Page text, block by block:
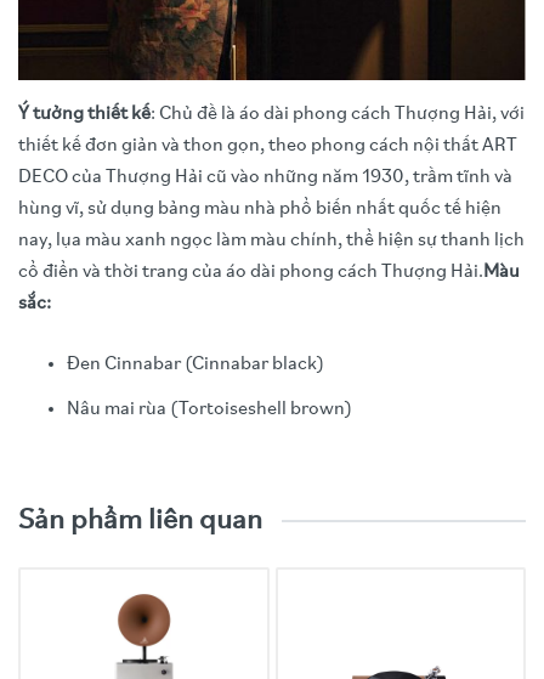
Ý tưởng thiết kế: Chủ đề là áo dài phong cách Thượng Hải, với
thiết kế đơn giản và thon gọn, theo phong cách nội thất ART
DECO của Thượng Hải cũ vào những năm 1930, trầm tĩnh và
hùng vĩ, sử dụng bảng màu nhà phổ biến nhất quốc tế hiện
nay, lụa màu xanh ngọc làm màu chính, thể hiện sự thanh lịch
cổ điển và thời trang của áo dài phong cách Thượng Hải. Màu
sắc:
Đen Cinnabar (Cinnabar black)
Nâu mai rùa (Tortoiseshell brown)
Function
:Turbo HiFi, LP, Bluetooth, USB, CD, FM Radio.
Đĩa xoay ba tốc độ (33/45/78), tương thích với đĩa
Hệ thống loa
Sản phẩm liên quan